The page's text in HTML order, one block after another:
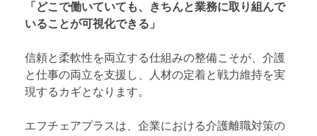
「どこで働いていても、きちんと業務に取り組んで
いることが可視化できる」
信頼と柔軟性を両立する仕組みの整備こそが、介護
と仕事の両立を支援し、人材の定着と戦力維持を実
現するカギとなります。
エフチェアプラスは、企業における介護離職対策の